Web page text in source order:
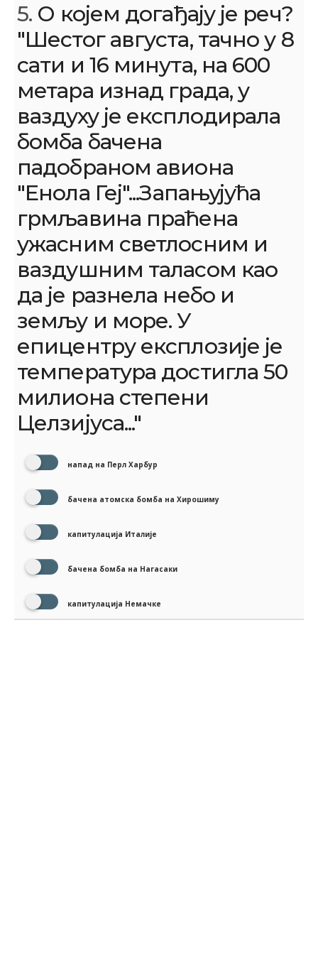
5. О којем догађају је реч?
"Шестог августа, тачно у 8
сати и 16 минута, на 600
метара изнад града, у
ваздуху је експлодирала
бомба бачена
падобраном авиона
"Енола Геј"...Запањујућа
грмљавина праћена
ужасним светлосним и
ваздушним таласом као
да је разнела небо и
земљу и море. У
епицентру експлозије је
температура достигла 50
милиона степени
Целзијуса..."
напад на Перл Харбур
бачена атомска бомба на Хирошиму
капитулација Италије
бачена бомба на Нагасаки
капитулација Немачке